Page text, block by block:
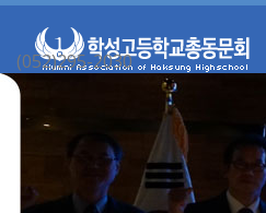
(052)295-2030